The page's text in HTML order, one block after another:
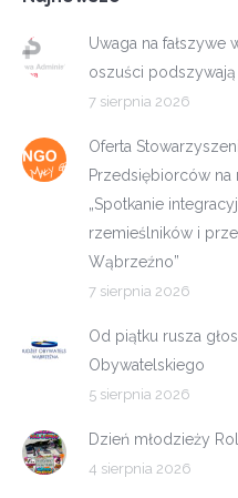
Uwaga na
oszuści
7 sierpnia 2026
Oferta
Przedsiębiorców
„Spotkanie
rzemieślników i
Wąbrzeźno”
7 sierpnia 2026
Od piątku rusza
Obywatelskiego
5 sierpnia 2026
Dzień młodzieży
4 sierpnia 2026